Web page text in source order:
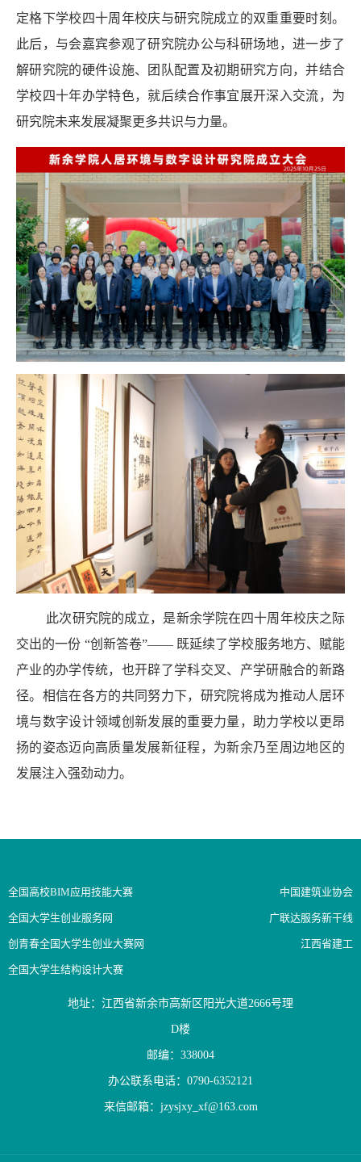
定格下学校四十周年校庆与研究院成立的双重重要时刻。
此后，与会嘉宾参观了研究院办公与科研场地，进一步了
解研究院的硬件设施、团队配置及初期研究方向，并结合
学校四十年办学特色，就后续合作事宜展开深入交流，为
研究院未来发展凝聚更多共识与力量。
此次研究院的成立，是新余学院在四十周年校庆之际
交出的一份 “创新答卷”—— 既延续了学校服务地方、赋能
产业的办学传统，也开辟了学科交叉、产学研融合的新路
径。相信在各方的共同努力下，研究院将成为推动人居环
境与数字设计领域创新发展的重要力量，助力学校以更昂
扬的姿态迈向高质量发展新征程，为新余乃至周边地区的
发展注入强劲动力。
全国高校BIM应用技能大赛 中国建筑业协会
全国大学生创业服务网 广联达服务新干线
创青春全国大学生创业大赛网 江西省建工
全国大学生结构设计大赛
地址：江西省新余市高新区阳光大道2666号理
D楼
邮编：338004
办公联系电话：0790-6352121
来信邮箱：jzysjxy_xf@163.com